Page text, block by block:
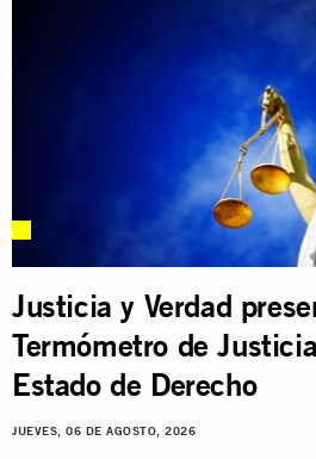
Justicia y Verdad
Termómetro de
Estado de Derecho
JUEVES, 06 DE AGOSTO, 2026